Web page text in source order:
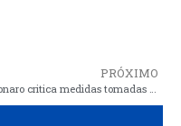
PRÓXIMO
Bolsonaro critica medidas tomadas por governadores de estados para conter a propagação do novo coronavírus